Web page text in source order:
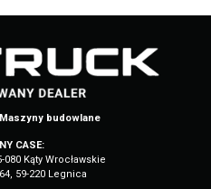
budowlane
CASE:
Kąty Wrocławskie
59-220 Legnica